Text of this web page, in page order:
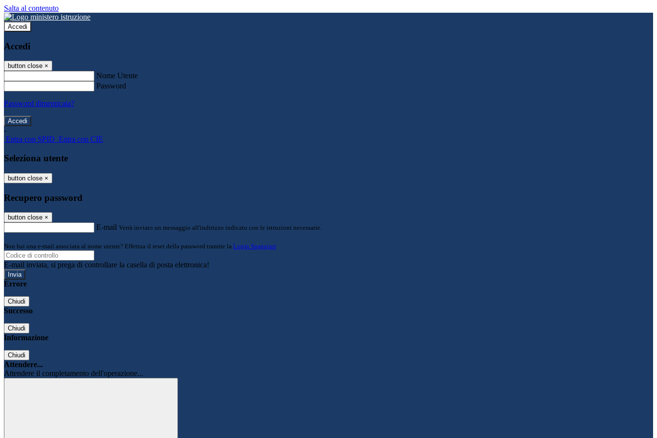
Salta al contenuto
Accedi
Accedi
button close ×
Nome Utente
Password
Password dimenticata?
-
Entra con SPID Entra con CIE
Seleziona utente
button close ×
Recupero password
button close ×
E-mail Verrà inviato un messaggio all'indirizzo indicato con le istruzioni necessarie.
Non hai una e-mail associata al nome utente? Effettua il reset della password tramite la Login Spaggiari
E-mail inviata, si prega di controllare la casella di posta elettronica!
Errore
Chiudi
Successo
Chiudi
Informazione
Chiudi
Attendere...
Attendere il completamento dell'operazione...